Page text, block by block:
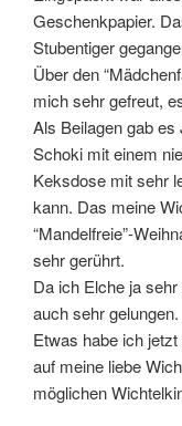
Geschenkpapier.
Stubentiger
Über den
mich sehr gefreut,
Als Beilagen gab es
Schoki mit einem
Keksdose mit sehr
kann. Das meine
“Mandelfreie”-
sehr gerührt.
Da ich Elche ja
auch sehr gelungen.
Etwas habe ich
auf meine liebe
möglichen